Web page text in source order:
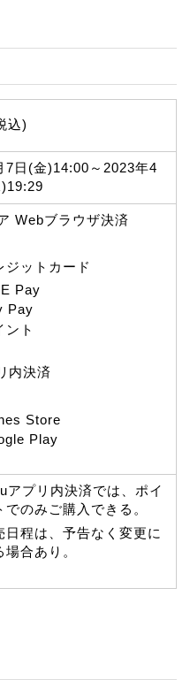
込)
7日(金)14:00～2023年4
Webブラウザ決済
ジットカード
Pay
Pay
ント
内決済
Store
Play
アプリ内決済では、ポイ
でのみご購入できる。
日程は、予告なく変更に
場合あり。